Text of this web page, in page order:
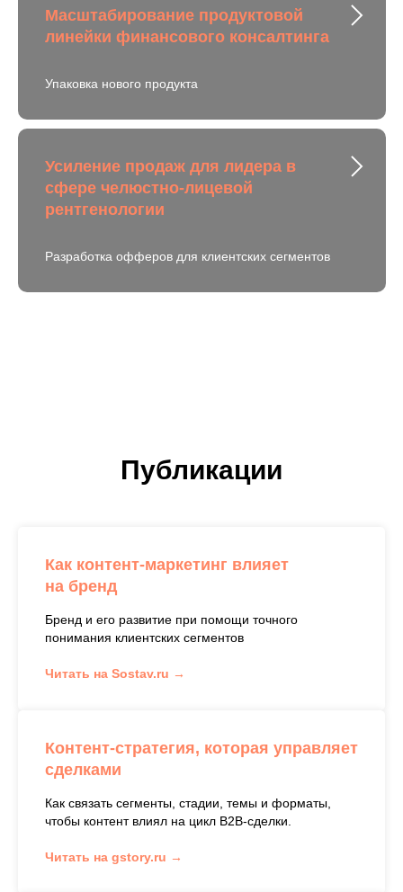
Масштабирование продуктовой
линейки финансового консалтинга
Упаковка нового продукта
Усиление продаж для лидера в
сфере челюстно-лицевой
рентгенологии
Разработка офферов для клиентских сегментов
Публикации
Как контент-маркетинг влияет
на бренд
Бренд и его развитие при помощи точного
понимания клиентских сегментов
Читать на Sostav.ru →
Контент-стратегия, которая управляет
сделками
Как связать сегменты, стадии, темы и форматы,
чтобы контент влиял на цикл B2B-сделки.
Читать на gstory.ru →